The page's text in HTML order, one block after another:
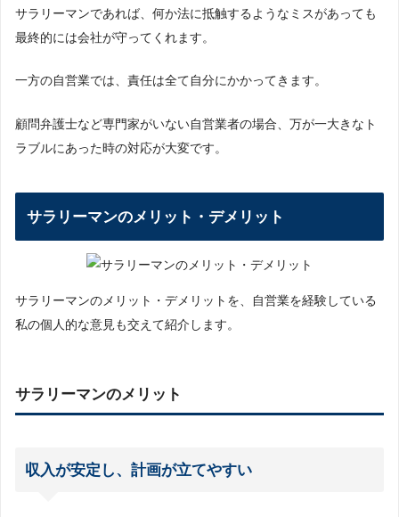
サラリーマンであれば、何か法に抵触するようなミスがあっても
最終的には会社が守ってくれます。
一方の自営業では、責任は全て自分にかかってきます。
顧問弁護士など専門家がいない自営業者の場合、万が一大きなト
ラブルにあった時の対応が大変です。
サラリーマンのメリット・デメリット
サラリーマンのメリット・デメリットを、自営業を経験している
私の個人的な意見も交えて紹介します。
サラリーマンのメリット
収入が安定し、計画が立てやすい